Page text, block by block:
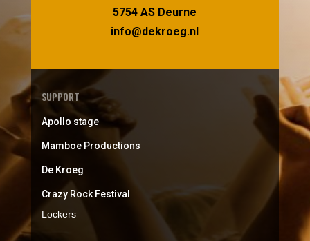
5754 AS Deurne
info@dekroeg.nl
SUPPORT
Apollo stage
Mamboe Productions
De Kroeg
Crazy Rock Festival
Lockers